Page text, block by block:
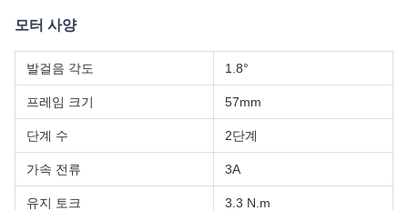
모터 사양
발걸음 각도 1.8°
프레임 크기 57mm
단계 수 2단계
가속 전류 3A
유지 토크 3.3 N.m